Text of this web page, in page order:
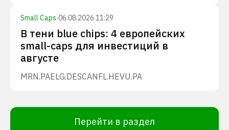
Small Caps·06.08.2026 11:29
В тени blue chips: 4 европейских
small-caps для инвестиций в
августе
MRN.PAELG.DESCANFL.HEVU.PA
Перейти в раздел